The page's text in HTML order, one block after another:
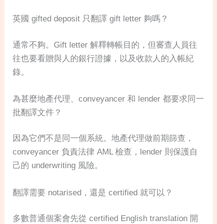
英國 gifted deposit 只翻譯 gift letter 夠嗎？
通常不夠。Gift letter 解釋轉帳目的，但審查人員往
往也要看贈與人的銀行證據，以及收款人的入帳紀
錄。
為甚麼地產代理、conveyancer 和 lender 都要求同一
批翻譯文件？
因為它們不是同一個系統。地產代理做前期篩查，
conveyancer 負責法律 AML 檢查，lender 則保護自
己的 underwriting 風險。
翻譯需要 notarised，還是 certified 就可以？
多數普通個案會先從 certified English translation 開